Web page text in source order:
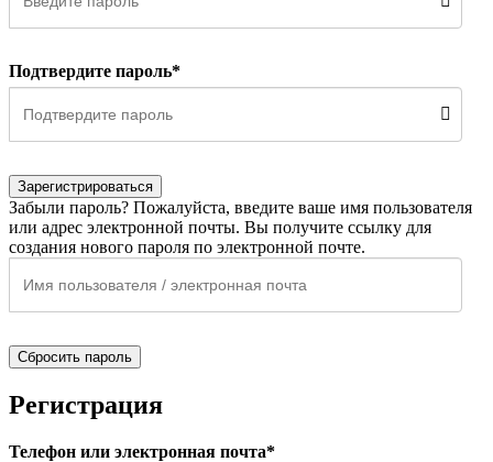
Подтвердите пароль*
Зарегистрироваться
Забыли пароль? Пожалуйста, введите ваше имя пользователя
или адрес электронной почты. Вы получите ссылку для
создания нового пароля по электронной почте.
Сбросить пароль
Регистрация
Телефон или электронная почта*